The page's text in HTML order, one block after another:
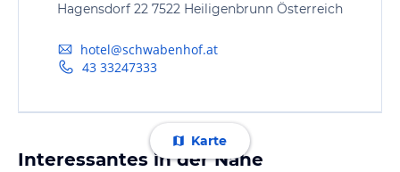
Hagensdorf 22 7522 Heiligenbrunn Österreich
hotel@schwabenhof.at
43 33247333
Karte
Interessantes in der Nähe